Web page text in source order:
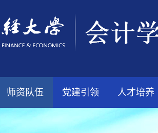
师资队伍 党建引领 人才培养